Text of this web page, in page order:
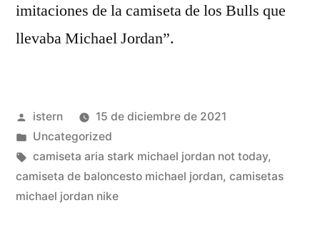
imitaciones de la camiseta de los Bulls que
llevaba Michael Jordan”.
Publicado
por
istern
15 de diciembre de 2021
Publicado
en
Uncategorized
Etiquetas:
camiseta aria stark michael jordan not today,
camiseta de baloncesto michael jordan, camisetas
michael jordan nike